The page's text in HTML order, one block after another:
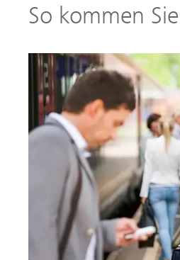
So kommen